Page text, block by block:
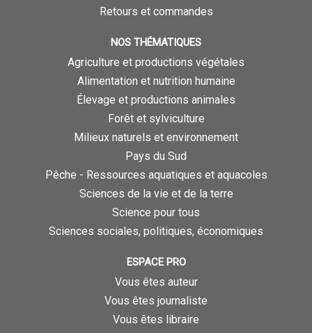
Retours et commandes
NOS THÉMATIQUES
Agriculture et productions végétales
Alimentation et nutrition humaine
Élevage et productions animales
Forêt et sylviculture
Milieux naturels et environnement
Pays du Sud
Pêche - Ressources aquatiques et aquacoles
Sciences de la vie et de la terre
Science pour tous
Sciences sociales, politiques, économiques
ESPACE PRO
Vous êtes auteur
Vous êtes journaliste
Vous êtes libraire